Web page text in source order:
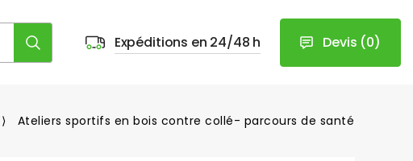
Expéditions en 24/48 h Devis (0)
Ateliers sportifs en bois contre collé- parcours de santé